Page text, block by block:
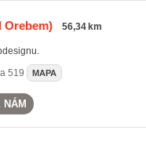
Orebem) 56,34 km
519 MAPA
NÁM